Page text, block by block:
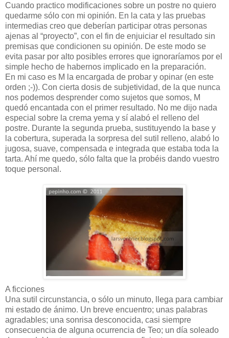
Cuando practico modificaciones sobre un postre no quiero
quedarme sólo con mi opinión. En la cata y las pruebas
intermedias creo que deberían participar otras personas
ajenas al “proyecto”, con el fin de enjuiciar el resultado sin
premisas que condicionen su opinión. De este modo se
evita pasar por alto posibles errores que ignoraríamos por el
simple hecho de habernos implicado en la preparación.
En mi caso es M la encargada de probar y opinar (en este
orden ;-)). Con cierta dosis de subjetividad, de la que nunca
nos podemos desprender como sujetos que somos, M
quedó encantada con el primer resultado. No me dijo nada
especial sobre la crema yema y sí alabó el relleno del
postre. Durante la segunda prueba, sustituyendo la base y
la cobertura, superada la sorpresa del sutil relleno, alabó lo
jugosa, suave, compensada e integrada que estaba toda la
tarta. Ahí me quedo, sólo falta que la probéis dando vuestro
toque personal.
A ficciones
Una sutil circunstancia, o sólo un minuto, llega para cambiar
mi estado de ánimo. Un breve encuentro; unas palabras
agradables; una sonrisa desconocida, casi siempre
consecuencia de alguna ocurrencia de Teo; un día soleado